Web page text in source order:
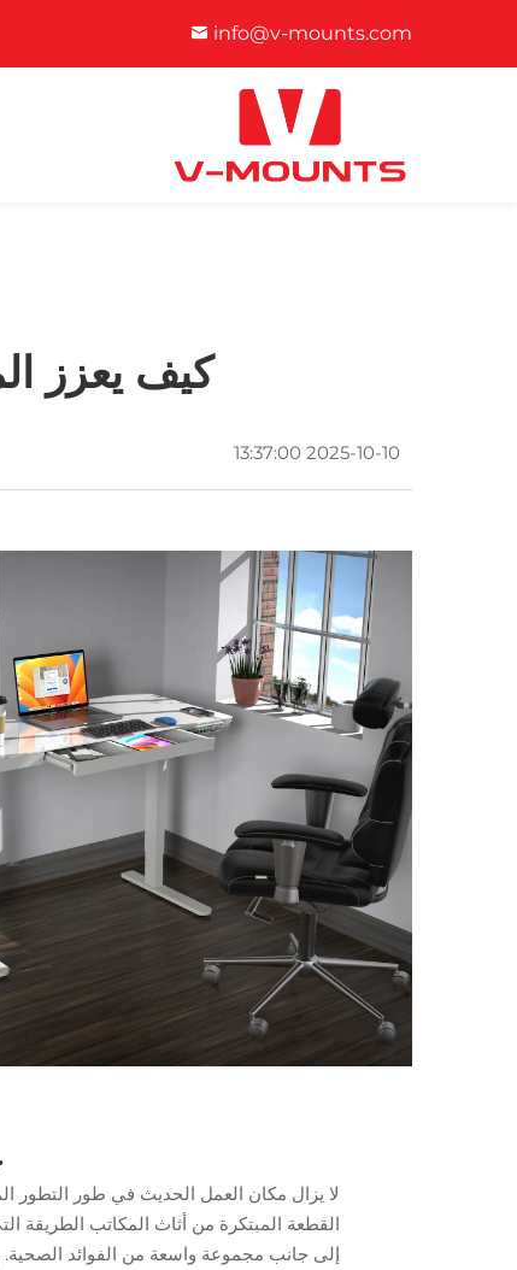
info@v-mounts.com
كيف يعزز
2025-10-10 13:37:00
لا يزال مكان العمل الحديث في طور التطور
القطعة المبتكرة من أثاث المكاتب الطريقة
إلى جانب مجموعة واسعة من الفوائد